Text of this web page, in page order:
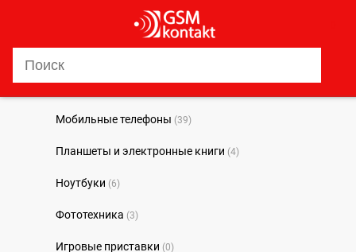
Мобильные телефоны (39)
Планшеты и электронные книги (4)
Ноутбуки (6)
Фототехника (3)
Игровые приставки (0)